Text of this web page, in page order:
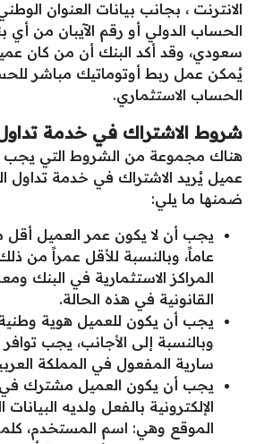
الانترنت ، بجانب بيانات العنوان
الحساب الدولي أو رقم الآيبان من
سعودي، وقد أكد البنك أن من كان
يُمكن عمل ربط أوتوماتيك مباشر
الحساب الاستثماري.
شروط الاشتراك في خدمة
هناك مجموعة من الشروط التي يجب
عميل يُريد الاشتراك في خدمة تداول
ضمنها ما يلي:
يجب أن لا يكون عمر العميل أقل
عاماً، وبالنسبة للأقل عمراً من
المراكز الاستثمارية في البنك
القانونية في هذه الحالة.
يجب أن يكون للعميل هوية
وبالنسبة إلى الأجانب، يجب توافر
سارية المفعول في المملكة
يجب أن يكون العميل مشترك
الإلكترونية بالفعل ولديه
الموقع وهي: اسم المستخدم،